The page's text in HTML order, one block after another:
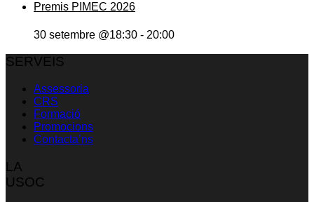
Premis PIMEC 2026
30 setembre @18:30 - 20:00
SERVEIS
Assessoria
CRS
Formació
Promocions
Contacta’ns
LA
USOC